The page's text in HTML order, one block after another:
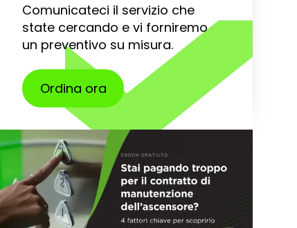
Comunicateci il servizio che
state cercando e vi forniremo
un preventivo su misura.
Ordina ora